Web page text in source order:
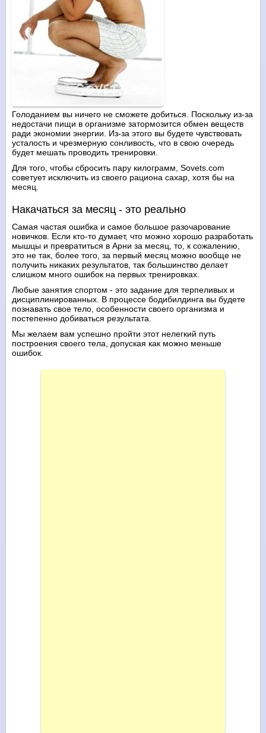
Голоданием вы ничего не сможете добиться. Поскольку из-за
недостачи пищи в организме затормозится обмен веществ
ради экономии энергии. Из-за этого вы будете чувствовать
усталость и чрезмерную сонливость, что в свою очередь
будет мешать проводить тренировки.
Для того, чтобы сбросить пару килограмм, Sovets.com
советует исключить из своего рациона сахар, хотя бы на
месяц.
Накачаться за месяц - это реально
Самая частая ошибка и самое большое разочарование
новичков. Если кто-то думает, что можно хорошо разработать
мышцы и превратиться в Арни за месяц, то, к сожалению,
это не так, более того, за первый месяц можно вообще не
получить никаких результатов, так большинство делает
слишком много ошибок на первых тренировках.
Любые занятия спортом - это задание для терпеливых и
дисциплинированных. В процессе бодибилдинга вы будете
познавать свое тело, особенности своего организма и
постепенно добиваться результата.
Мы желаем вам успешно пройти этот нелегкий путь
построения своего тела, допуская как можно меньше
ошибок.